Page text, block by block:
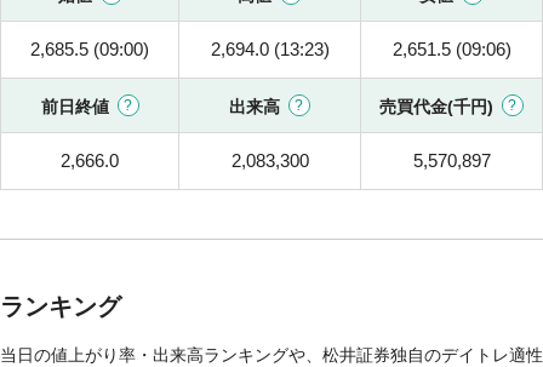
2,685.5 (09:00) 2,694.0 (13:23) 2,651.5 (09:06)
前日終値 出来高 売買代金(千円)
2,666.0 2,083,300 5,570,897
ランキング
当日の値上がり率・出来高ランキングや、松井証券独自のデイトレ適性